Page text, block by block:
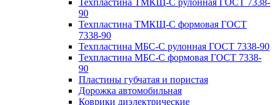
Техпластина ТМКЩ-С рулонная ГОСТ 7338-
90
Техпластина ТМКЩ-С формовая ГОСТ
7338-90
Техпластина МБС-С рулонная ГОСТ 7338-90
Техпластина МБС-С формовая ГОСТ 7338-
90
Пластины губчатая и пористая
Дорожка автомобильная
Коврики диэлектрические